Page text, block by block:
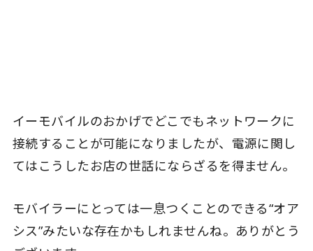
イーモバイルのおかげでどこでもネットワークに
接続することが可能になりましたが、電源に関し
てはこうしたお店の世話にならざるを得ません。
モバイラーにとっては一息つくことのできる“オア
シス”みたいな存在かもしれませんね。ありがとう